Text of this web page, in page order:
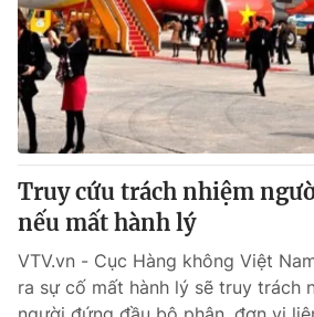
Truy cứu trách nhiệm
nếu mất hành lý
VTV.vn - Cục Hàng không Việt
ra sự cố mất hành lý sẽ truy trách